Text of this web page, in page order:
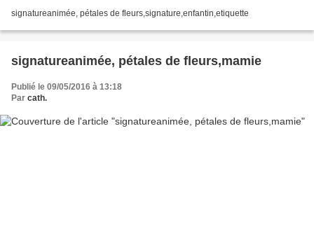
signatureanimée, pétales de fleurs,signature,enfantin,etiquette
signatureanimée, pétales de fleurs,mamie
Publié le 09/05/2016 à 13:18
Par cath.